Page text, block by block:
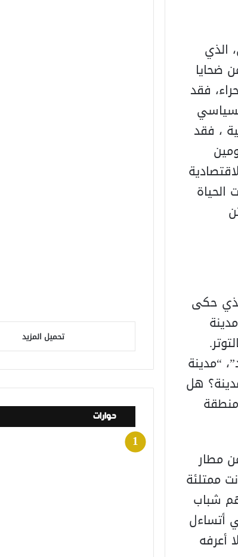
الذي
ضحايا
فقد
، فقد
حكى
“مدينة
هل
مطار
ممتلئة
شباب
أتساءل
أعرفه
تحميل المزيد
حوارات